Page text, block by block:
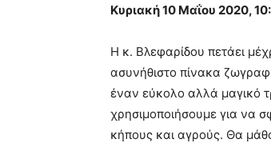
Κυριακή 10 Μαΐου 2020,
Η κ. Βλεφαρίδου πετάει
ασυνήθιστο πίνακα
έναν εύκολο αλλά μαγικό
χρησιμοποιήσουμε για να
κήπους και αγρούς. Θα